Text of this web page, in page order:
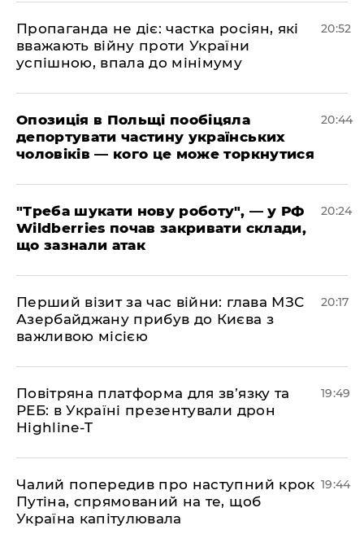
​Пропаганда не діє: частка росіян, які
вважають війну проти України
успішною, впала до мінімуму
20:52
​Опозиція в Польщі пообіцяла
депортувати частину українських
чоловіків — кого це може торкнутися
20:44
​"Треба шукати нову роботу", — у РФ
Wildberries почав закривати склади,
що зазнали атак
20:24
​Перший візит за час війни: глава МЗС
Азербайджану прибув до Києва з
важливою місією
20:17
​Повітряна платформа для зв’язку та
РЕБ: в Україні презентували дрон
Highline-T
19:49
​Чалий попередив про наступний крок
Путіна, спрямований на те, щоб
Україна капітулювала
19:44